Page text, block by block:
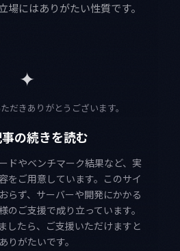
場にはありがたい性質です。
✦
だきありがとうございます。
の続きを読む
ドやベンチマーク結果など、実
をご用意しています。このサイ
らず、サーバーや開発にかかる
のご支援で成り立っています。
したら、ご支援いただけますと
りがたいです。